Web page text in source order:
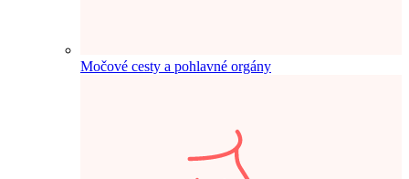
Močové cesty a pohlavné orgány